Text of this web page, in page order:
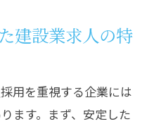
建設業求人の特
用を重視する企業には
ます。まず、安定した